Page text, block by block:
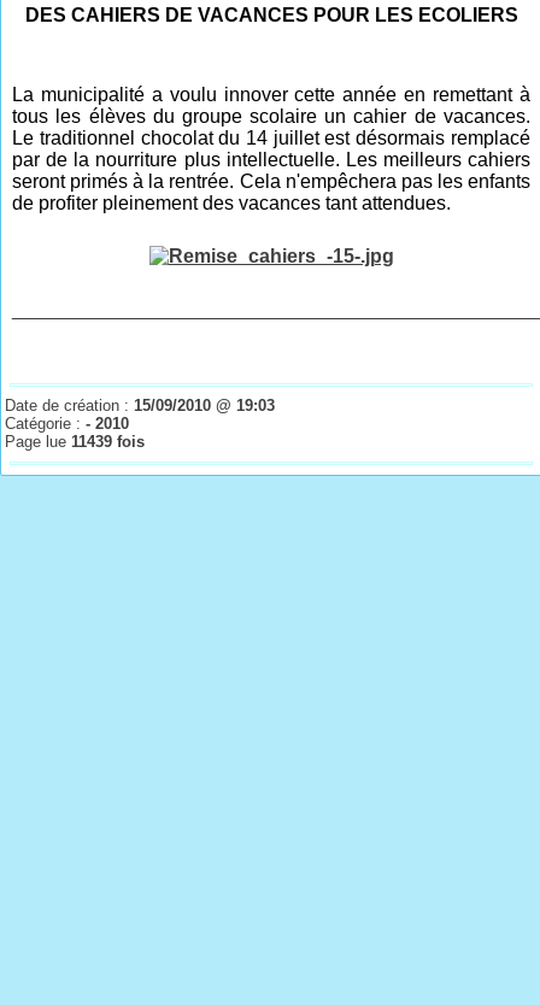
DES CAHIERS DE VACANCES POUR LES ECOLIERS
La municipalité a voulu innover cette année en remettant à
tous les élèves du groupe scolaire un cahier de vacances.
Le traditionnel chocolat du 14 juillet est désormais remplacé
par de la nourriture plus intellectuelle. Les meilleurs cahiers
seront primés à la rentrée. Cela n'empêchera pas les enfants
de profiter pleinement des vacances tant attendues.
Date de création :15/09/2010 @ 19:03
Catégorie :- 2010
Page lue11439 fois